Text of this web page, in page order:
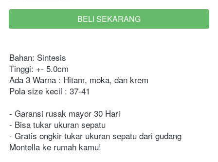
`BELI SEKARANG
Bahan: Sintesis
Tinggi: +- 5.0cm
Ada 3 Warna : Hitam, moka, dan krem
Pola size kecil : 37-41
- Garansi rusak mayor 30 Hari
- Bisa tukar ukuran sepatu
- Gratis ongkir tukar ukuran sepatu dari gudang
Montella ke rumah kamu!